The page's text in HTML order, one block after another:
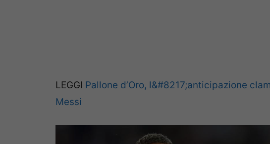
LEGGI Pallone d’Oro, l&#8217;anticipazione
Messi